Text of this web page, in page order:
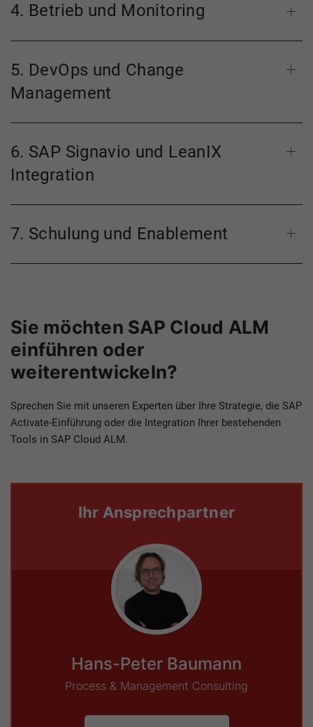
4. Betrieb und Monitoring
5. DevOps und Change
Management
6. SAP Signavio und LeanIX
Integration
7. Schulung und Enablement
Sie möchten SAP Cloud ALM
einführen oder
weiterentwickeln?
Sprechen Sie mit unseren Experten über Ihre Strategie, die SAP
Activate-Einführung oder die Integration Ihrer bestehenden
Tools in SAP Cloud ALM.
Ihr Ansprechpartner
Hans-Peter Baumann
Process & Management Consulting